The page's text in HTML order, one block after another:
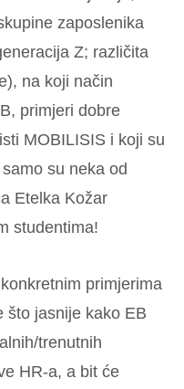
zaposlenika
Z; različita
na koji način
primjeri dobre
MOBILISIS i koji su
samo su neka od
Etelka Kožar
studentima!
primjerima
što jasnije kako EB
trenutnih
HR-a, a bit će